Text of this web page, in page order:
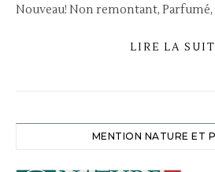
Nouveau! Non remontant, Parfumé,
LIRE LA
MENTION NATURE ET